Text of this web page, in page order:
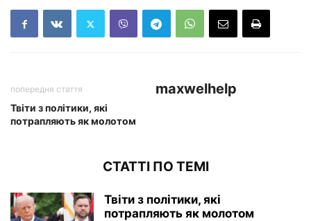
попередня стаття
Твіти з політики, які
потрапляють як молотом
maxwelhelp
СТАТТІ ПО ТЕМІ
Твіти з політики, які
потрапляють як молотом